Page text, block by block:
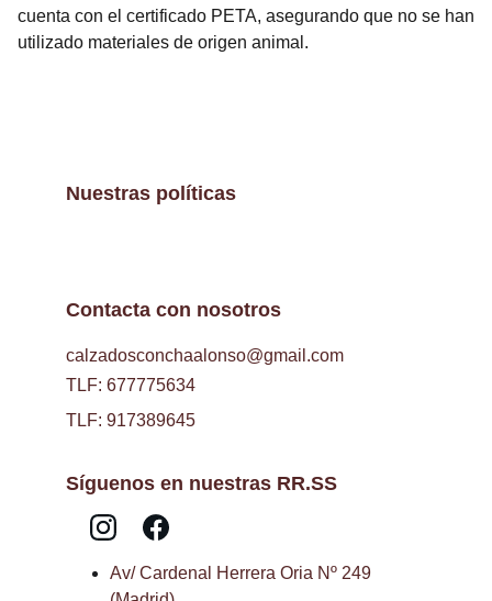
cuenta con el certificado PETA, asegurando que no se han
utilizado materiales de origen animal.
Contacta con nosotros
calzadosconchaalonso@gmail.com
Síguenos en nuestras RR.SS
Nuestras políticas
TLF: 677775634
TLF: 917389645
Av/ Cardenal Herrera Oria Nº 249